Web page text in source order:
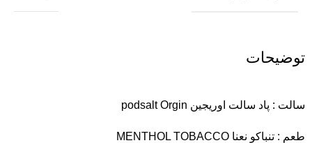
توضیحات
سالت : پاد سالت اوریجین podsalt Orgin
طعم : تنباکو نعنا MENTHOL TOBACCO